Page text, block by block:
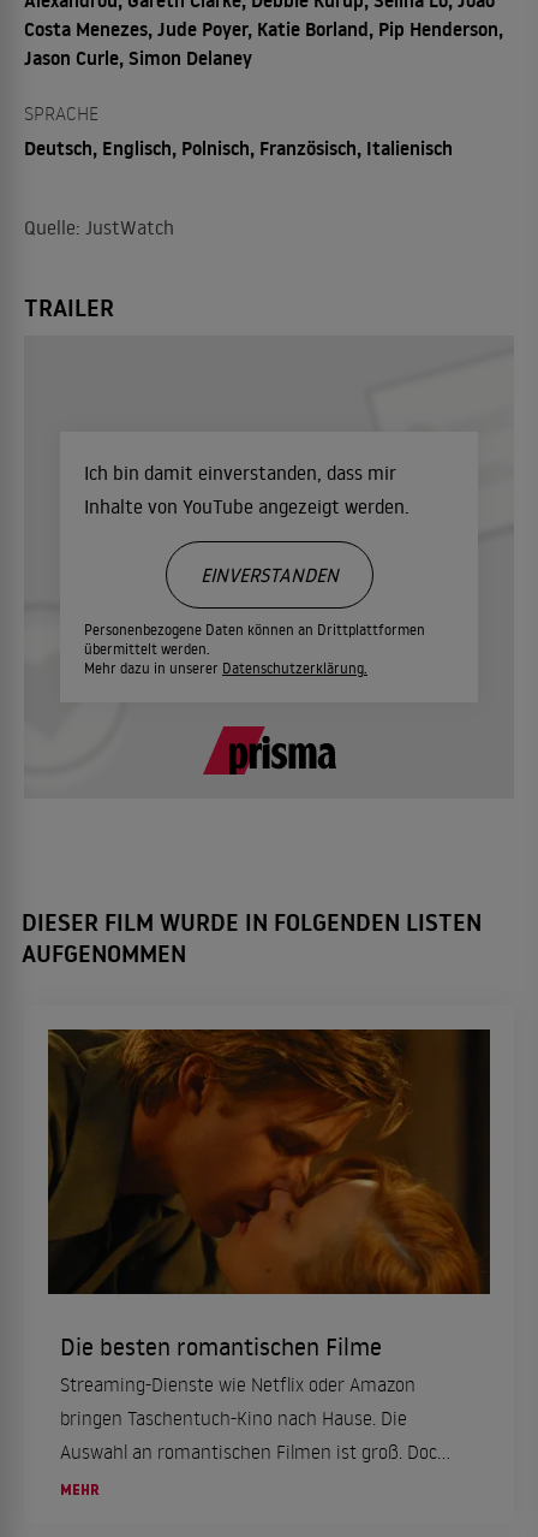
Costa Menezes, Jude Poyer, Katie Borland, Pip Henderson,
Jason Curle, Simon Delaney
SPRACHE
Deutsch, Englisch, Polnisch, Französisch, Italienisch
Quelle: JustWatch
TRAILER
Ich bin damit einverstanden, dass mir
Inhalte von YouTube angezeigt werden.
Personenbezogene Daten können an Drittplattformen
übermittelt werden.
Mehr dazu in unserer Datenschutzerklärung.
EINVERSTANDEN
DIESER FILM WURDE IN FOLGENDEN LISTEN
AUFGENOMMEN
Die besten romantischen Filme
Streaming-Dienste wie Netflix oder Amazon
bringen Taschentuch-Kino nach Hause. Die
Auswahl an romantischen Filmen ist groß. Doch
was sind die besten Liebesfilme? Und welche
MEHR